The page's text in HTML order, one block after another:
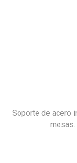
Soporte de acero
mesas.